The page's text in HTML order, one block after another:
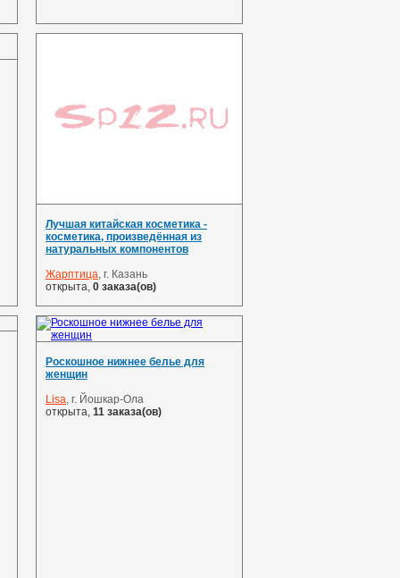
Лучшая китайская косметика -
косметика, произведённая из
натуральных компонентов
Жарптица, г. Казань
открыта, 0 заказа(ов)
Роскошное нижнее белье для
женщин
Lisa, г. Йошкар-Ола
открыта, 11 заказа(ов)